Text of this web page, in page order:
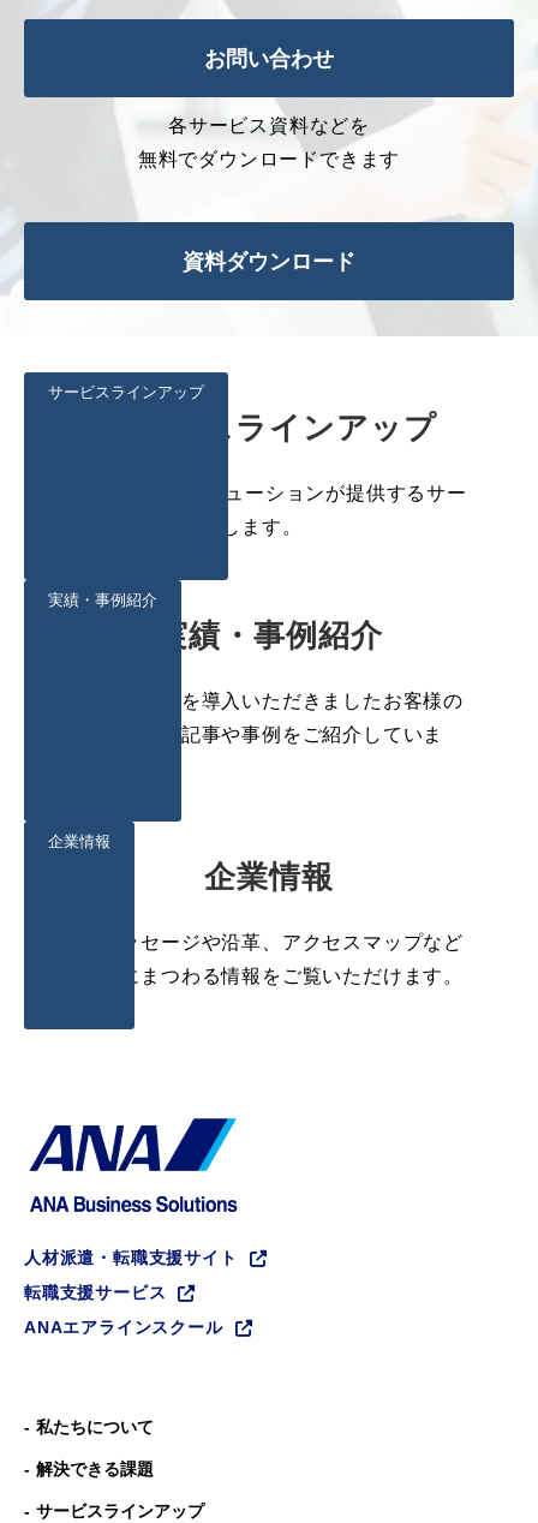
お問い合わせ
各サービス資料などを
無料でダウンロードできます
資料ダウンロード
サービスラインアップ
ANAビジネスソリューションが提供するサー
ビスについて紹介します。
サービスラインアップ
実績・事例紹介
当社サービスを導入いただきましたお客様の
インタビュー記事や事例をご紹介していま
実績・事例紹介
企業情報
代表メッセージや沿革、アクセスマップなど
の企業にまつわる情報をご覧いただけます。
企業情報
人材派遣・転職支援サイト
転職支援サービス
ANAエアラインスクール
私たちについて
解決できる課題
サービスラインアップ